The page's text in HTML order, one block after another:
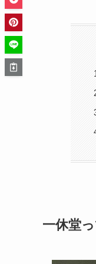
一休堂